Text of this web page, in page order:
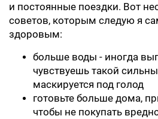
и постоянные поездки. Вот
советов, которым следую я
здоровым:
больше воды - иногда
чувствуешь такой
маскируется под голод
готовьте больше дома,
чтобы не покупать